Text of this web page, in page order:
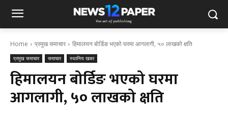
Home प्रमुख समाचार हिमालयन बोर्डिङ भएको घरमा आगलागी, ५० लाखको क्षति
प्रमुख समाचार समाचार स्थानिय खबर
हिमालयन बोर्डिङ भएको घरमा
आगलागी, ५० लाखको क्षति